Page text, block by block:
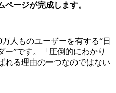
ージが完成します。
万人ものユーザーを有する“日
”です。「圧倒的にわかり
れる理由の一つなのではない